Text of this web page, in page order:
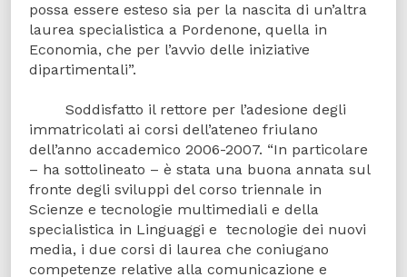
possa essere esteso sia per la nascita di un’altra
laurea specialistica a Pordenone, quella in
Economia, che per l’avvio delle iniziative
dipartimentali”.
Soddisfatto il rettore per l’adesione degli
immatricolati ai corsi dell’ateneo friulano
dell’anno accademico 2006-2007. “In particolare
– ha sottolineato – è stata una buona annata sul
fronte degli sviluppi del corso triennale in
Scienze e tecnologie multimediali e della
specialistica in Linguaggi e tecnologie dei nuovi
media, i due corsi di laurea che coniugano
competenze relative alla comunicazione e